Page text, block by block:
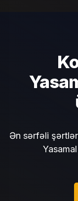
Ən sərfəli